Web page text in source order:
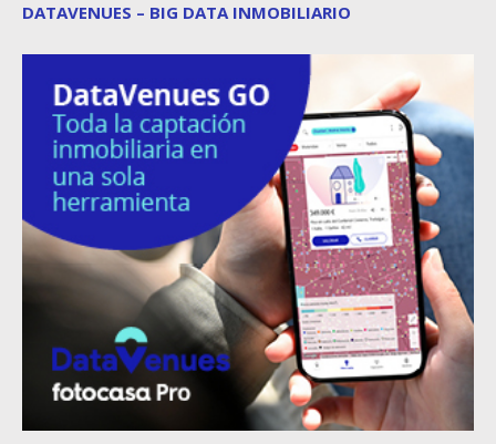
DATAVENUES – BIG DATA INMOBILIARIO